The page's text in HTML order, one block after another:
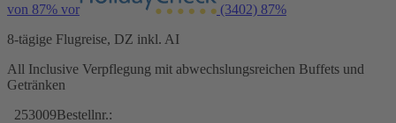
von 87% vor (3402) 87%
8-tägige Flugreise, DZ inkl. AI
All Inclusive Verpflegung mit abwechslungsreichen Buffets und
Getränken
253009Bestellnr.: